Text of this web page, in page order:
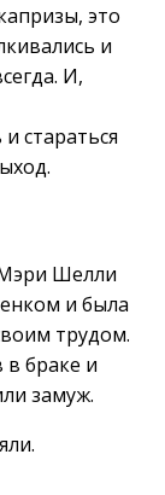
это
и
И,
стараться
Шелли
и была
трудом.
браке и
замуж.